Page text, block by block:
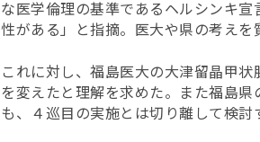
な医学倫理の基準であるヘルシンキ
性がある」と指摘。医大や県の考えを
これに対し、福島医大の大津留晶甲
を変えたと理解を求めた。また福島
も、４巡目の実施とは切り離して検討